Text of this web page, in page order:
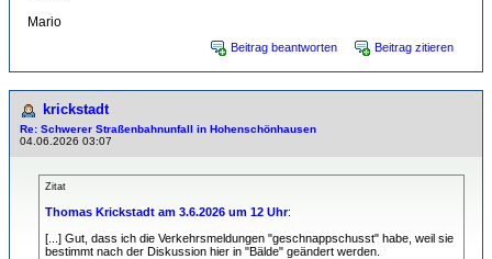
Mario
Beitrag beantworten Beitrag zitieren
krickstadt
Re: Schwerer Straßenbahnunfall in Hohenschönhausen
04.06.2026 03:07
Zitat
Thomas Krickstadt am 3.6.2026 um 12 Uhr:
[...] Gut, dass ich die Verkehrsmeldungen "geschnappschusst" habe, weil sie
bestimmt nach der Diskussion hier in "Bälde" geändert werden.